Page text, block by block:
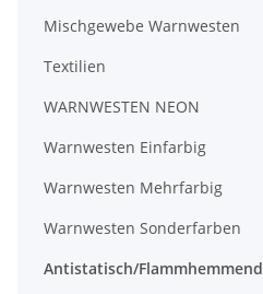
Mischgewebe Warnwesten
Textilien
WARNWESTEN NEON
Warnwesten Einfarbig
Warnwesten Mehrfarbig
Warnwesten Sonderfarben
Antistatisch/Flammhemmend